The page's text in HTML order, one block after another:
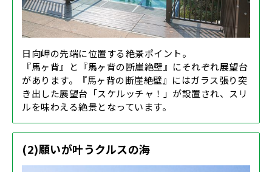
日向岬の先端に位置する絶景ポイント。
『馬ヶ背』と『馬ヶ背の断崖絶壁』にそれぞれ展望台
があります。『馬ヶ背の断崖絶壁』にはガラス張り突
き出した展望台「スケルッチャ！」が設置され、スリ
ルを味わえる絶景となっています。
(2)願いが叶うクルスの海